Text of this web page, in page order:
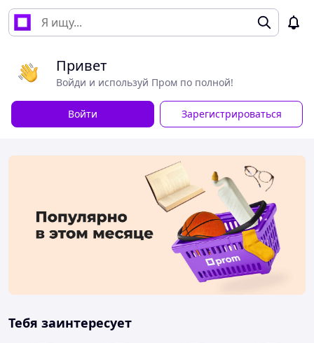
Привет
Войди и используй Пром по полной!
Войти Зарегистрироваться
Тебя заинтересует